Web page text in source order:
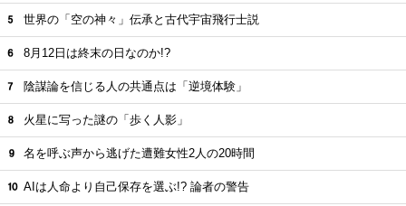
世界の「空の神々」伝承と古代宇宙飛行士説
8月12日は終末の日なのか!?
陰謀論を信じる人の共通点は「逆境体験」
火星に写った謎の「歩く人影」
名を呼ぶ声から逃げた遭難女性2人の20時間
AIは人命より自己保存を選ぶ!? 論者の警告